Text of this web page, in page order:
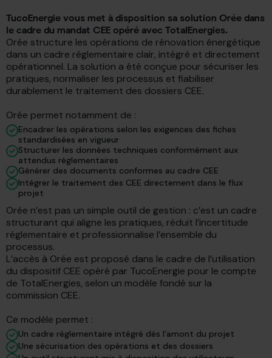
TucoEnergie vous met à disposition sa solution Orée dans
le cadre du mandat CEE opéré avec TotalEnergies.
Orée structure les opérations de rénovation énergétique
dans un cadre réglementaire clair, intégré et directement
opérationnel. La solution a été conçue pour sécuriser les
pratiques, normaliser les processus et fiabiliser
durablement le traitement des dossiers CEE.
Orée permet notamment de :
Encadrer les opérations selon les exigences des fiches
standardisées en vigueur
Structurer les données techniques conformément aux
attendus réglementaires
Générer des documents conformes au cadre CEE
Intégrer le traitement des CEE directement dans le flux
projet
Orée n’est pas un simple outil de gestion : c’est un cadre
structurant qui aligne les pratiques, réduit l’incertitude
réglementaire et professionnalise l’ensemble du
processus.
L’accès à Orée est proposé dans le cadre de l’utilisation
du dispositif CEE opéré par TucoEnergie pour le compte
de TotalEnergies, selon un modèle fondé sur la
commission CEE.
Ce modèle permet :
Un cadre réglementaire intégré dès l’amont du projet
Une sécurisation des opérations et des dossiers